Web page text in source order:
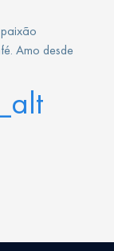
paixão
Amo desde